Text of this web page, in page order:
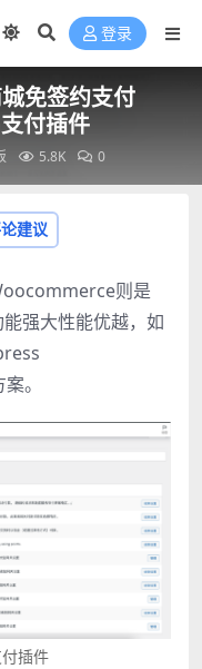
登录
免签约支付
付插件
5.8K 0
建议
则是
强大性能优越，如
。
插件